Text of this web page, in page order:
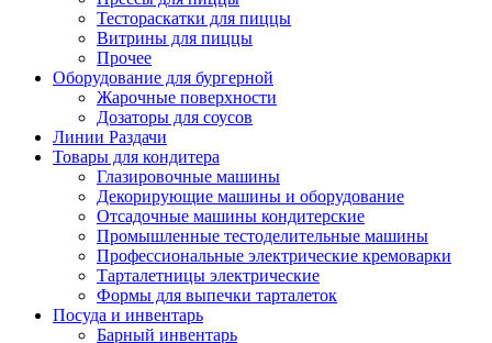
Тестораскатки для пиццы
Витрины для пиццы
Прочее
Оборудование для бургерной
Жарочные поверхности
Дозаторы для соусов
Линии Раздачи
Товары для кондитера
Глазировочные машины
Декорирующие машины и оборудование
Отсадочные машины кондитерские
Промышленные тестоделительные машины
Профессиональные электрические кремоварки
Тарталетницы электрические
Формы для выпечки тарталеток
Посуда и инвентарь
Барный инвентарь